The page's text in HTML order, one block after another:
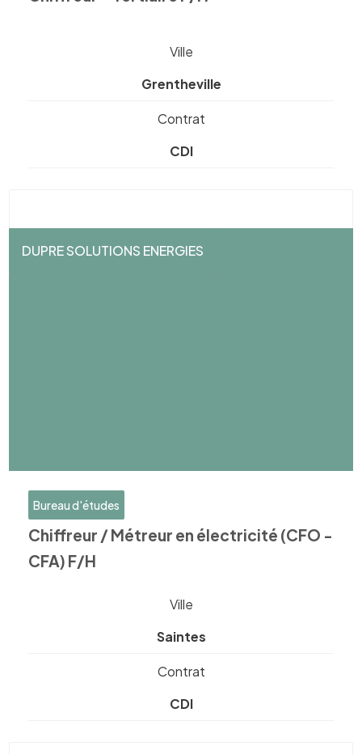
Ville
Grentheville
Contrat
CDI
DUPRE SOLUTIONS ENERGIES
Bureau d'études
Chiffreur / Métreur en électricité (CFO -
CFA) F/H
Ville
Saintes
Contrat
CDI